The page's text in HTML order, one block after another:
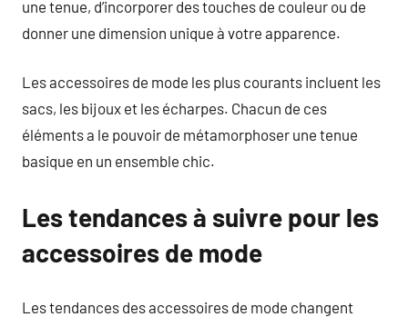
une tenue, d’incorporer des touches de couleur ou de
donner une dimension unique à votre apparence.
Les accessoires de mode les plus courants incluent les
sacs, les bijoux et les écharpes. Chacun de ces
éléments a le pouvoir de métamorphoser une tenue
basique en un ensemble chic.
Les tendances à suivre pour les
accessoires de mode
Les tendances des accessoires de mode changent